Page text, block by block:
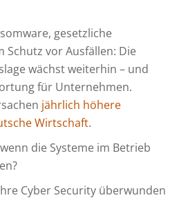
gesetzliche
Schutz vor Ausfällen: Die
wächst weiterhin – und
für Unternehmen.
jährlich höhere
Wirtschaft.
die Systeme im Betrieb
Cyber Security überwunden